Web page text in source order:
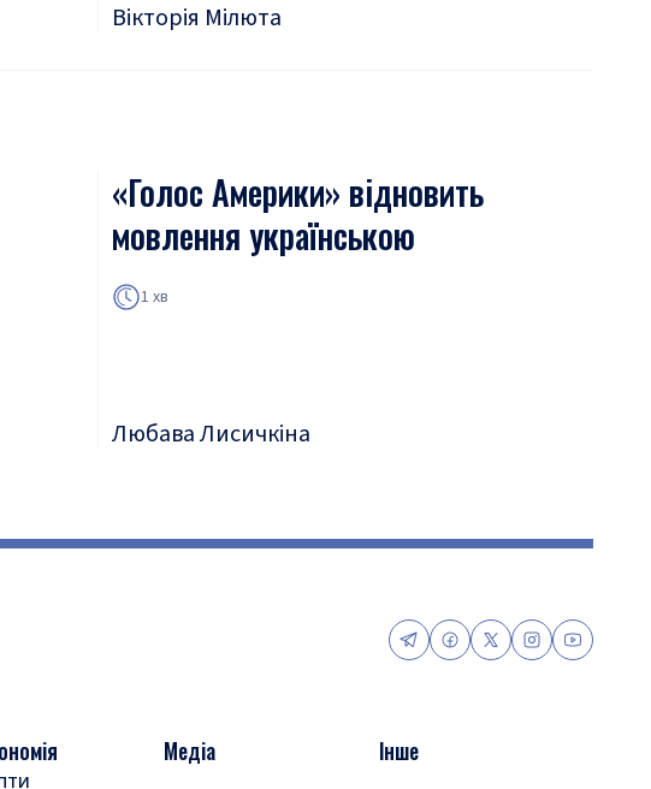
Вікторія Мілюта
«Голос Америки» відновить
мовлення українською
1 хв
Любава Лисичкіна
Медіа Інше